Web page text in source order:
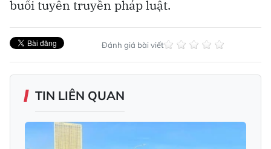
buổi tuyên truyền pháp luật.
Đánh giá bài viết
TIN LIÊN QUAN